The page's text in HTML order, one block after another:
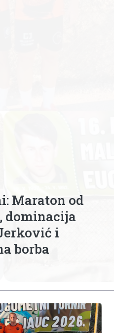
Maraton od
dominacija
i
borba